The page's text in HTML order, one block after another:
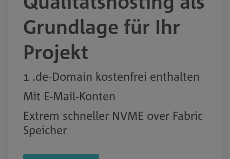
Grundlage für Ihr
Projekt
1 .de-Domain kostenfrei enthalten
Mit E-Mail-Konten
Extrem schneller NVME over Fabric
Speicher